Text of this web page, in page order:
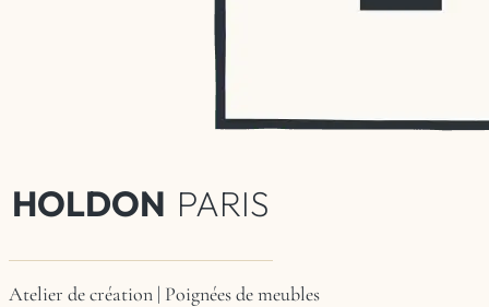
HOLDON PARIS
Atelier de création | Poignées de meubles